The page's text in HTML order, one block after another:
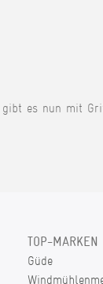
es nun mit
TOP-MARKEN
Güde